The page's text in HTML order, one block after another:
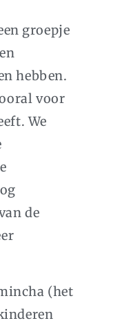
groepje
hebben.
voor
We
de
(het